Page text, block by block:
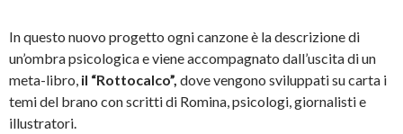
In questo nuovo progetto ogni canzone è la descrizione di
un’ombra psicologica e viene accompagnato dall’uscita di un
meta-libro, il “Rottocalco”, dove vengono sviluppati su carta i
temi del brano con scritti di Romina, psicologi, giornalisti e
illustratori.